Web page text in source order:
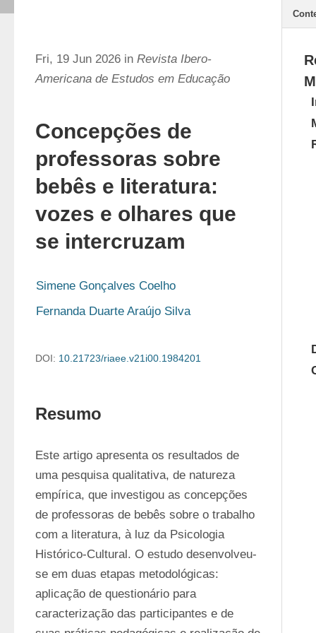
Fri, 19 Jun 2026 in Revista Ibero-
Americana de Estudos em Educação
Concepções de
professoras sobre
bebês e literatura:
vozes e olhares que
se intercruzam
Simene Gonçalves Coelho
Fernanda Duarte Araújo Silva
DOI: 10.21723/riaee.v21i00.1984201
Resumo
Este artigo apresenta os resultados de
uma pesquisa qualitativa, de natureza
empírica, que investigou as concepções
de professoras de bebês sobre o trabalho
com a literatura, à luz da Psicologia
Histórico-Cultural. O estudo desenvolveu-
se em duas etapas metodológicas:
aplicação de questionário para
caracterização das participantes e de